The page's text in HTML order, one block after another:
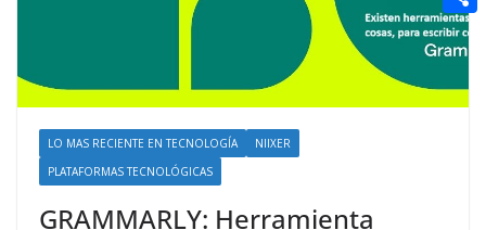
LO MAS RECIENTE EN TECNOLOGÍA
NIIXER
PLATAFORMAS TECNOLÓGICAS
GRAMMARLY: Herramienta
n
g
e
r
e
e
e
a
i
l
e
d
d
C